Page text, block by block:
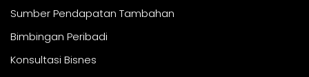
Sumber Pendapatan Tambahan
Bimbingan Peribadi
Konsultasi Bisnes